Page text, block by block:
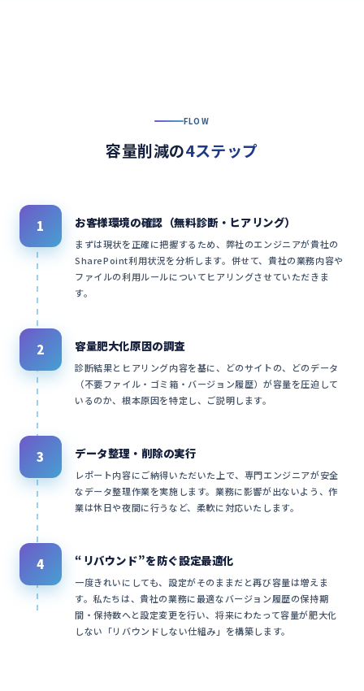
FLOW
容量削減の4ステップ
1 お客様環境の確認（無料診断・ヒアリング）
まずは現状を正確に把握するため、弊社のエンジニアが貴社の
SharePoint利用状況を分析します。併せて、貴社の業務内容や
ファイルの利用ルールについてヒアリングさせていただきま
す。
2 容量肥大化原因の調査
診断結果とヒアリング内容を基に、どのサイトの、どのデータ
（不要ファイル・ゴミ箱・バージョン履歴）が容量を圧迫して
いるのか、根本原因を特定し、ご説明します。
3 データ整理・削除の実行
レポート内容にご納得いただいた上で、専門エンジニアが安全
なデータ整理作業を実施します。業務に影響が出ないよう、作
業は休日や夜間に行うなど、柔軟に対応いたします。
4 “リバウンド”を防ぐ設定最適化
一度きれいにしても、設定がそのままだと再び容量は増えま
す。私たちは、貴社の業務に最適なバージョン履歴の保持期
間・保持数へと設定変更を行い、将来にわたって容量が肥大化
しない「リバウンドしない仕組み」を構築します。